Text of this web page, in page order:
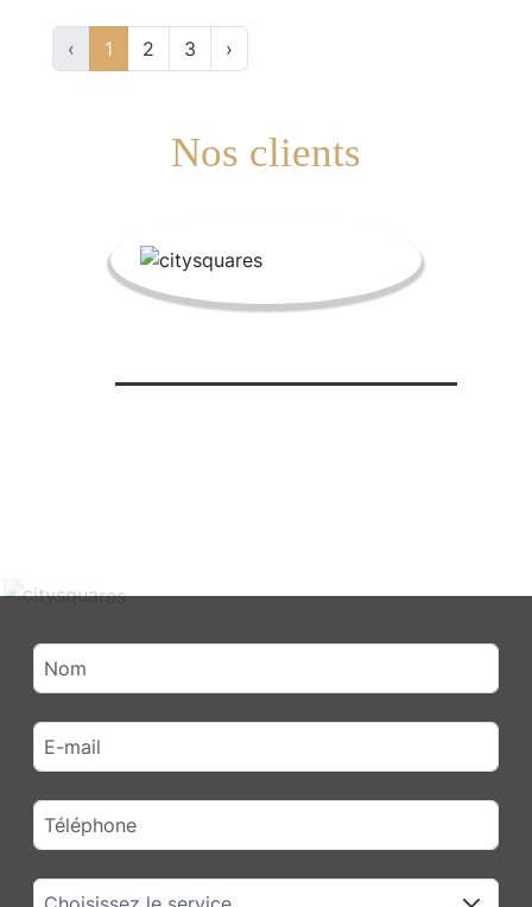
‹ 1 2 3 ›
Nos clients